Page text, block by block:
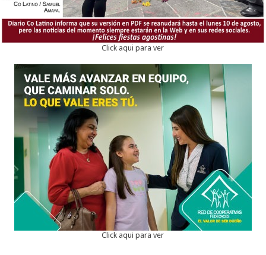
Click aqui para ver
Click aqui para ver